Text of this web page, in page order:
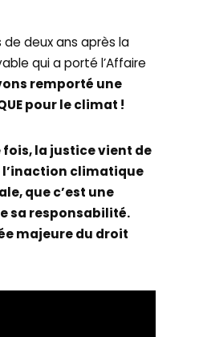
de deux ans après la
qui a porté l’Affaire
remporté une
pour le climat !
fois, la justice vient de
climatique
que c’est une
sa responsabilité.
majeure du droit